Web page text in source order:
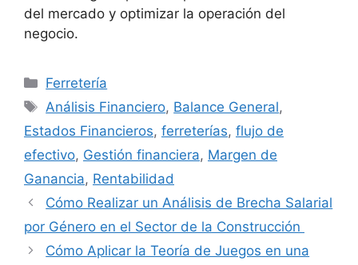
del mercado y optimizar la operación del
negocio.
Categorías
Ferretería
Etiquetas
Análisis Financiero, Balance General,
Estados Financieros, ferreterías, flujo de
efectivo, Gestión financiera, Margen de
Ganancia, Rentabilidad
Cómo Realizar un Análisis de Brecha Salarial
por Género en el Sector de la Construcción
Cómo Aplicar la Teoría de Juegos en una